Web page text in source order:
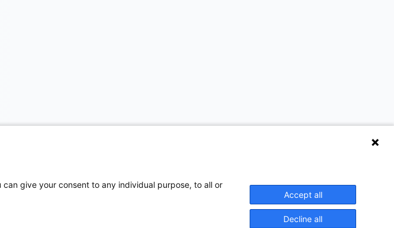
give your consent to any individual purpose, to all or
Accept all
Decline all